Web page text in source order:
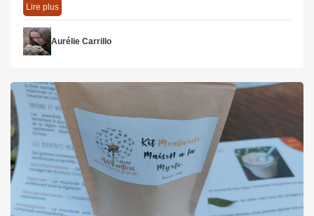
Lire plus
Aurélie Carrillo